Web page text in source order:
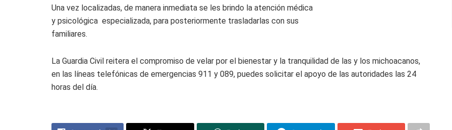
Una vez localizadas, de manera inmediata se les brindo la atención médica
y psicológica especializada, para posteriormente trasladarlas con sus
familiares.
La Guardia Civil reitera el compromiso de velar por el bienestar y la tranquilidad de las y los michoacanos,
en las líneas telefónicas de emergencias 911 y 089, puedes solicitar el apoyo de las autoridades las 24
horas del día.